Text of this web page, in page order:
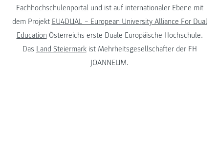
Fachhochschulenportalund ist auf internationaler Ebene mit
dem Projekt EU4DUAL – European University Alliance For Dual
Education Österreichs erste Duale Europäische Hochschule.
Das Land Steiermarkist Mehrheitsgesellschafter der FH
JOANNEUM.